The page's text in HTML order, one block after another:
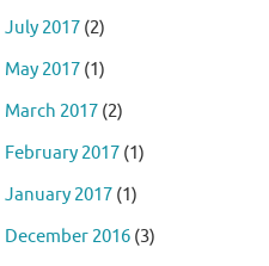
July 2017 (2)
May 2017 (1)
March 2017 (2)
February 2017 (1)
January 2017 (1)
December 2016 (3)